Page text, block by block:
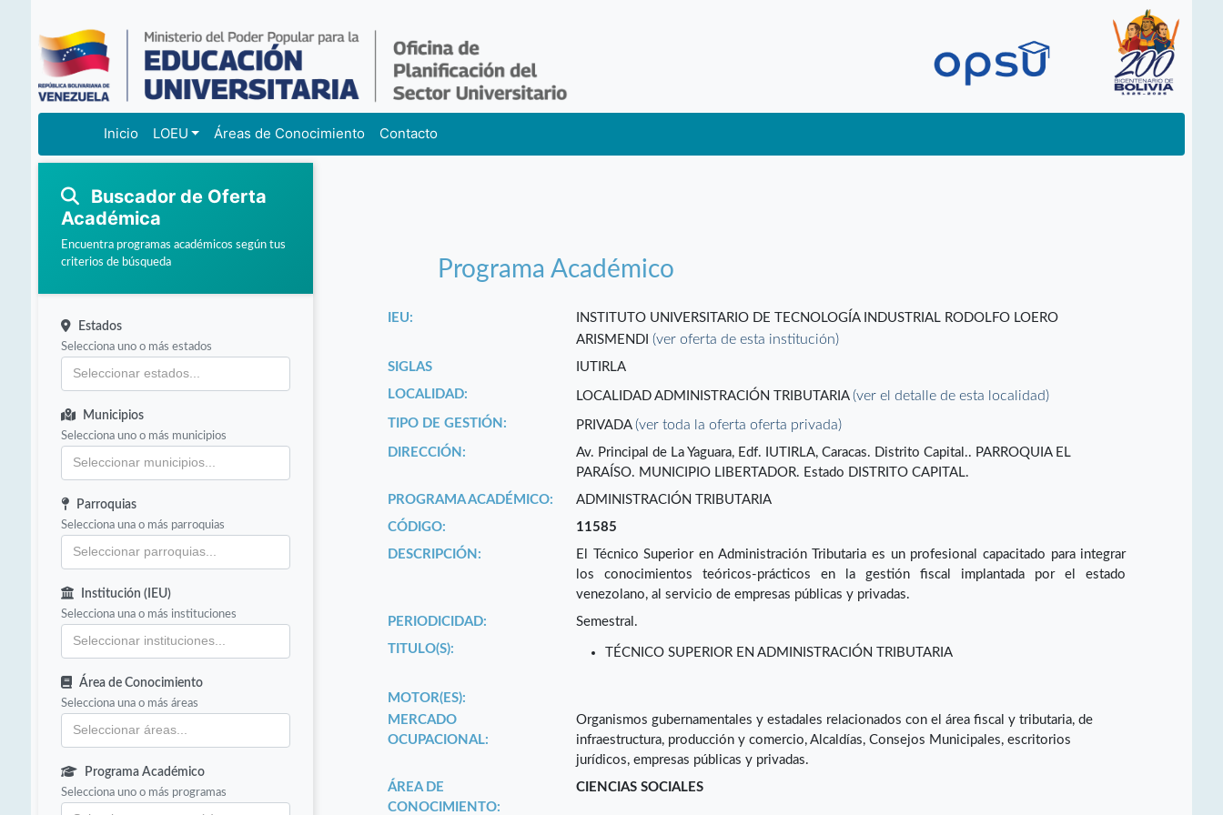
Inicio LOEU Áreas de Conocimiento Contacto
Buscador de Oferta
Académica
Encuentra programas académicos según tus
criterios de búsqueda
Estados
Selecciona uno o más estados
Municipios
Selecciona uno o más municipios
Parroquias
Selecciona una o más parroquias
Institución (IEU)
Selecciona una o más instituciones
Área de Conocimiento
Selecciona una o más áreas
Programa Académico
Selecciona uno o más programas
Programa Académico
IEU:
INSTITUTO UNIVERSITARIO DE TECNOLOGÍA INDUSTRIAL RODOLFO LOERO
ARISMENDI(ver oferta de esta institución)
SIGLAS
IUTIRLA
LOCALIDAD:
LOCALIDAD ADMINISTRACIÓN TRIBUTARIA(ver el detalle de esta localidad)
TIPO DE GESTIÓN: PRIVADA(ver toda la oferta oferta privada)
DIRECCIÓN:
Av. Principal de La Yaguara, Edf. IUTIRLA, Caracas. Distrito Capital.. PARROQUIA EL
PARAÍSO. MUNICIPIO LIBERTADOR. Estado DISTRITO CAPITAL.
PROGRAMA ACADÉMICO:
ADMINISTRACIÓN TRIBUTARIA
CÓDIGO:
11585
DESCRIPCIÓN:
El Técnico Superior en Administración Tributaria es un profesional capacitado para integrar
los conocimientos teóricos-prácticos en la gestión fiscal implantada por el estado
venezolano, al servicio de empresas públicas y privadas.
PERIODICIDAD:
Semestral.
TITULO(S):
TÉCNICO SUPERIOR EN ADMINISTRACIÓN TRIBUTARIA
MOTOR(ES):
MERCADO
OCUPACIONAL:
Organismos gubernamentales y estadales relacionados con el área fiscal y tributaria, de
infraestructura, producción y comercio, Alcaldías, Consejos Municipales, escritorios
jurídicos, empresas públicas y privadas.
ÁREA DE
CONOCIMIENTO:
CIENCIAS SOCIALES